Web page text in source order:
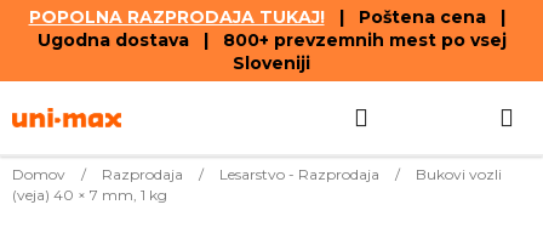
POPOLNA RAZPRODAJA TUKAJ!| Poštena cena |
Ugodna dostava | 800+ prevzemnih mest po vsej
Sloveniji
to
Domov / Razprodaja / Lesarstvo - Razprodaja /
Bukovi vozli
(veja) 40 × 7 mm, 1 kg